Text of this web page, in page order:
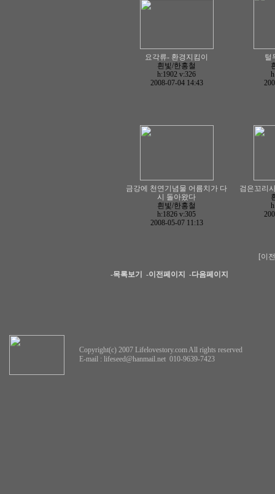
요각류- 환경지킴이
흰빛/한홍철
h:1902 v:326
2008-07-04 14:43
털
금강에 천연기념물 어름치가 다
시 돌아왔다
흰빛/한홍철
h:1826 v:305
2008-05-07 11:13
검은꼬리
[이
-목록보기 -이전페이지 -다음페이지
Copyright(c) 2007 Lifelovestory.com All rights reserved
E-mail : lifeseed@hanmail.net 010-9639-7423